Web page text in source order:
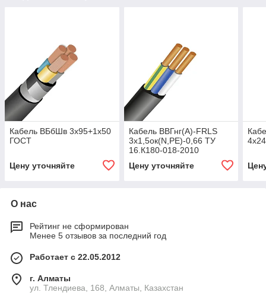
Кабель ВБбШв 3х95+1х50
ГОСТ
Цену уточняйте
Кабель ВВГнг(А)-FRLS
3х1,5ок(N,PE)-0,66 ТУ
16.К180-018-2010
Цену уточняйте
О нас
Рейтинг не сформирован
Менее 5 отзывов за последний год
Работает с 22.05.2012
г. Алматы
ул. Тлендиева, 168, Алматы, Казахстан